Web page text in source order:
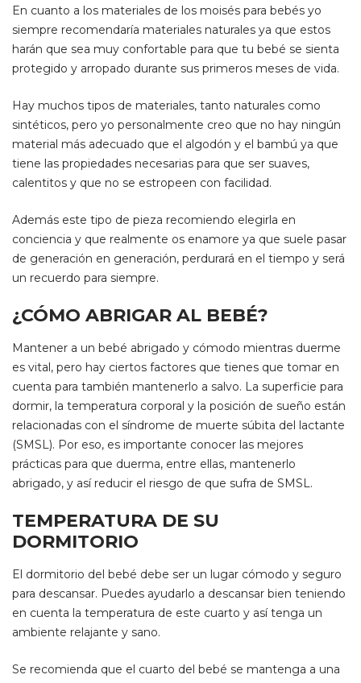
En cuanto a los materiales de los moisés para bebés yo
siempre recomendaría materiales naturales ya que estos
harán que sea muy confortable para que tu bebé se sienta
protegido y arropado durante sus primeros meses de vida.
Hay muchos tipos de materiales, tanto naturales como
sintéticos, pero yo personalmente creo que no hay ningún
material más adecuado que el algodón y el bambú ya que
tiene las propiedades necesarias para que ser suaves,
calentitos y que no se estropeen con facilidad.
Además este tipo de pieza recomiendo elegirla en
conciencia y que realmente os enamore ya que suele pasar
de generación en generación, perdurará en el tiempo y será
un recuerdo para siempre.
¿CÓMO ABRIGAR AL BEBÉ?
Mantener a un bebé abrigado y cómodo mientras duerme
es vital, pero hay ciertos factores que tienes que tomar en
cuenta para también mantenerlo a salvo. La superficie para
dormir, la temperatura corporal y la posición de sueño están
relacionadas con el síndrome de muerte súbita del lactante
(SMSL). Por eso, es importante conocer las mejores
prácticas para que duerma, entre ellas, mantenerlo
abrigado, y así reducir el riesgo de que sufra de SMSL.
TEMPERATURA DE SU
DORMITORIO
El dormitorio del bebé debe ser un lugar cómodo y seguro
para descansar. Puedes ayudarlo a descansar bien teniendo
en cuenta la temperatura de este cuarto y así tenga un
ambiente relajante y sano.
Se recomienda que el cuarto del bebé se mantenga a una